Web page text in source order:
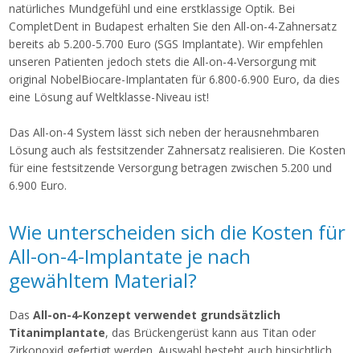
natürliches Mundgefühl und eine erstklassige Optik. Bei
CompletDent in Budapest erhalten Sie den All-on-4-Zahnersatz
bereits ab 5.200-5.700 Euro (SGS Implantate). Wir empfehlen
unseren Patienten jedoch stets die All-on-4-Versorgung mit
original NobelBiocare-Implantaten für 6.800-6.900 Euro, da dies
eine Lösung auf Weltklasse-Niveau ist!
Das All-on-4 System lässt sich neben der herausnehmbaren
Lösung auch als festsitzender Zahnersatz realisieren. Die Kosten
für eine festsitzende Versorgung betragen zwischen 5.200 und
6.900 Euro.
Wie unterscheiden sich die Kosten für
All-on-4-Implantate je nach
gewähltem Material?
DasAll-on-4-Konzept verwendet grundsätzlich
Titanimplantate, das Brückengerüst kann aus Titan oder